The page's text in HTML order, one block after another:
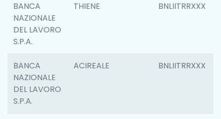
BANCA
NAZIONALE
DEL LAVORO
S.P.A.
THIENE BNLIITRRXXX
BANCA
NAZIONALE
DEL LAVORO
S.P.A.
ACIREALE BNLIITRRXXX